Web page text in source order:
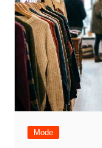
Mode